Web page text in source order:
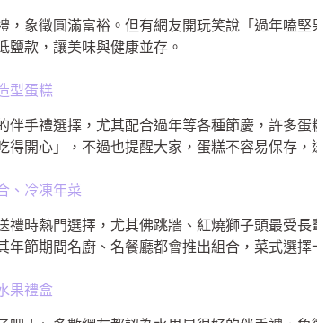
，象徵圓滿富裕。但有網友開玩笑說「過年嗑
鹽款，讓美味與健康並存。
型蛋糕
伴手禮選擇，尤其配合過年等各種節慶，許多
得開心」，不過也提醒大家，蛋糕不容易保存，
、冷凍年菜
禮時熱門選擇，尤其佛跳牆、紅燒獅子頭最受
年節期間名廚、名餐廳都會推出組合，菜式選擇
果禮盒